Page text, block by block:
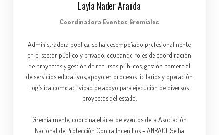
Layla Nader Aranda
Coordinadora Eventos Gremiales​
Administradora publica, se ha desempeñado profesionalmente
en el sector público y privado, ocupando roles de coordinación
de proyectos y gestión de recursos públicos, gestión comercial
de servicios educativos, apoyo en procesos licitarios y operación
logística como actividad de apoyo para ejecución de diversos
proyectos del estado.
Gremialmente, coordina el área de eventos de la Asociación
Nacional de Protección Contra Incendios – ANRACI. Se ha